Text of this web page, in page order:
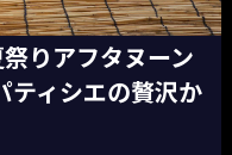
りアフタヌーン
ィシエの贅沢か